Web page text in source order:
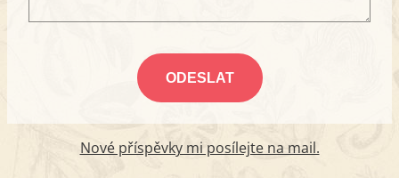
Nové příspěvky mi posílejte na mail.